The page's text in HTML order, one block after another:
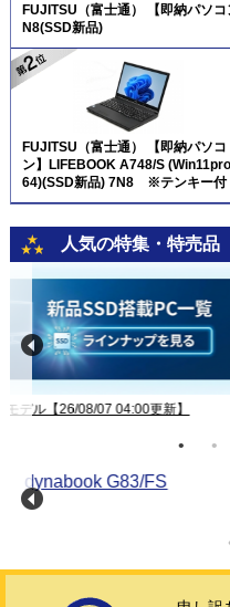
FUJITSU（富士通） 【即納パソ
N8(SSD新品)
FUJITSU（富士通） 【即納パソコ
ン】LIFEBOOK A748/S (Win11pro
64)(SSD新品) 7N8 ※テンキー付
人気の特集・特売品
中古パソコン 新着、再入